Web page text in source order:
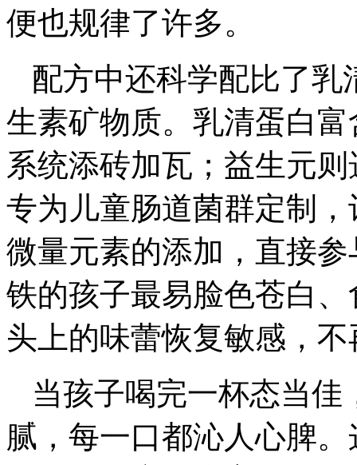
便也规律了许多。
配方中还科学配比了乳
生素矿物质。乳清蛋白
系统添砖加瓦；益生元
专为儿童肠道菌群定制
微量元素的添加，直接
铁的孩子最易脸色苍白
头上的味蕾恢复敏感，
当孩子喝完一杯态当
腻，每一口都沁人心脾